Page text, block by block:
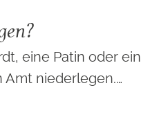
eine Patin oder ein
Amt niederlegen.…